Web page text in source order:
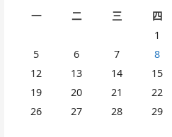
一
二 三 四
1
5
6 7 8
12
13 14 15
19
20 21 22
26
27 28 29